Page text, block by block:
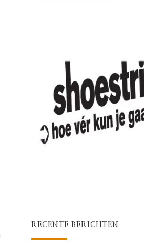
RECENTE BERICHTEN